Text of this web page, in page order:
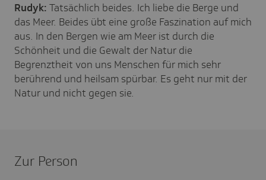
Rudyk: Tatsächlich beides. Ich liebe die Berge und
das Meer. Beides übt eine große Faszination auf mich
aus. In den Bergen wie am Meer ist durch die
Schönheit und die Gewalt der Natur die
Begrenztheit von uns Menschen für mich sehr
berührend und heilsam spürbar. Es geht nur mit der
Natur und nicht gegen sie.
Zur Person